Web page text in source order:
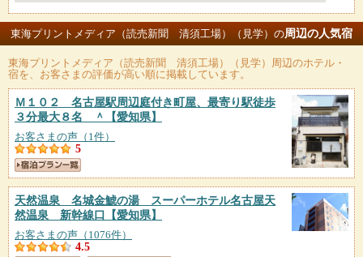
東海プリントメディア（読売新聞 清須工場）（見学）の周辺の人気宿
東海プリントメディア（読売新聞 清須工場）（見学） 周辺のホテル・
宿を、お客さまの評価が高い順に掲載しています。
Ｍ１０２ 名古屋駅周辺庭付き町屋、最寄り駅徒歩
３分最大８名 ＾
【愛知県】
お客さまの声（1件）
5
天然温泉 名城金鯱の湯 スーパーホテル名古屋天
然温泉 新幹線口
【愛知県】
お客さまの声（1076件）
4.5